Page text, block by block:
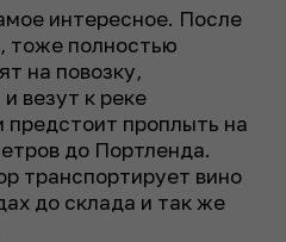
интересное. После
тоже полностью
на повозку,
везут к реке
проплыть на
до Портленда.
транспортирует вино
до склада и так же